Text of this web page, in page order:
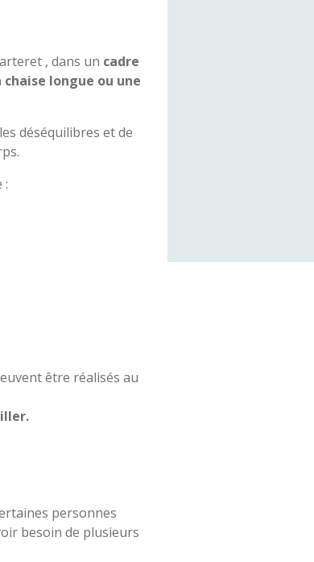
, dans un cadre
longue ou une
déséquilibres et de
:
être réalisés au
personnes
besoin de plusieurs